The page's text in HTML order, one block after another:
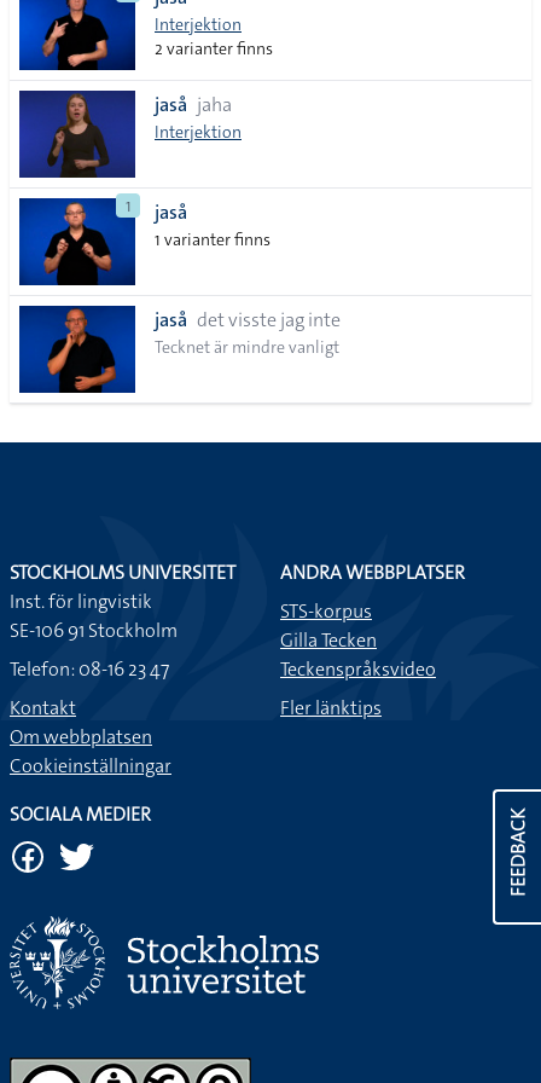
lista
Interjektion
2 varianter finns
jaså jaha
Interjektion
1 jaså
1 varianter finns
jaså det visste jag inte
Tecknet är mindre vanligt
FEEDBACK
STOCKHOLMS UNIVERSITET
Inst. för lingvistik
SE-106 91 Stockholm
Telefon: 08-16 23 47
Kontakt
Om webbplatsen
Cookieinställningar
ANDRA WEBBPLATSER
STS-korpus
Gilla Tecken
Teckenspråksvideo
Fler länktips
SOCIALA MEDIER